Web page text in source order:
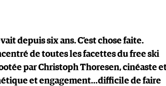
depuis six ans. C’est chose faite.
de toutes les facettes du free ski
par Christoph Thoresen, cinéaste
et engagement…difficile de faire